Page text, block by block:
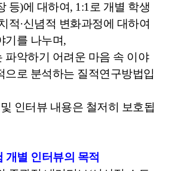
등)에 대하여, 1:1 로 개별 학생
적·신념적 변화과정에 대하여
기를 나누며,
파악하기 어려운 마음 속 이야
으로 분석하는 질적연구방법입
인터뷰 내용은 철저히 보호됩
개별 인터뷰의 목적